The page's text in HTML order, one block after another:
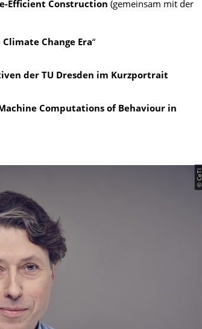
Efficient Construction (gemeinsam mit der
Change Era“
der TU Dresden im Kurzportrait
Computations of Behaviour in
© CeTI